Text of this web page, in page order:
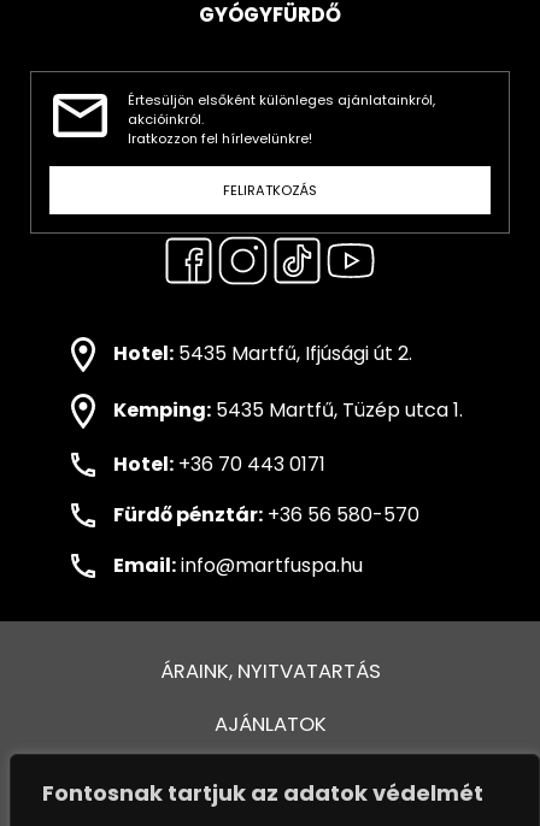
Fontosnak tartjuk az adatok védelmét
GYÓGYFÜRDŐ
Értesüljön elsőként különleges ajánlatainkról,
akcióinkról.
Iratkozzon fel hírlevelünkre!
FELIRATKOZÁS
Hotel: 5435 Martfű, Ifjúsági út 2.
Kemping: 5435 Martfű, Tüzép utca 1.
Hotel: +36 70 443 0171
Fürdő pénztár: +36 56 580-570
Email:info@martfuspa.hu
ÁRAINK, NYITVATARTÁS
AJÁNLATOK